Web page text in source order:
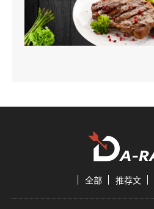
全部 推荐文